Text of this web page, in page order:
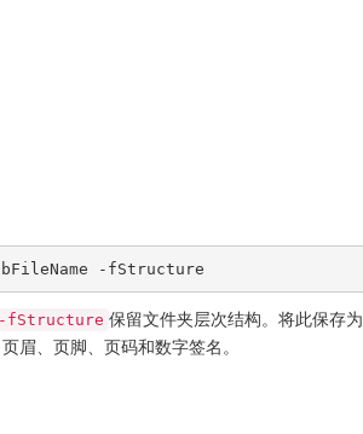
-fStructure
-fStructure 保留文件夹层次结构。将此保存为
眉、页脚、页码和数字签名。